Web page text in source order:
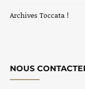
Archives Toccata !
NOUS